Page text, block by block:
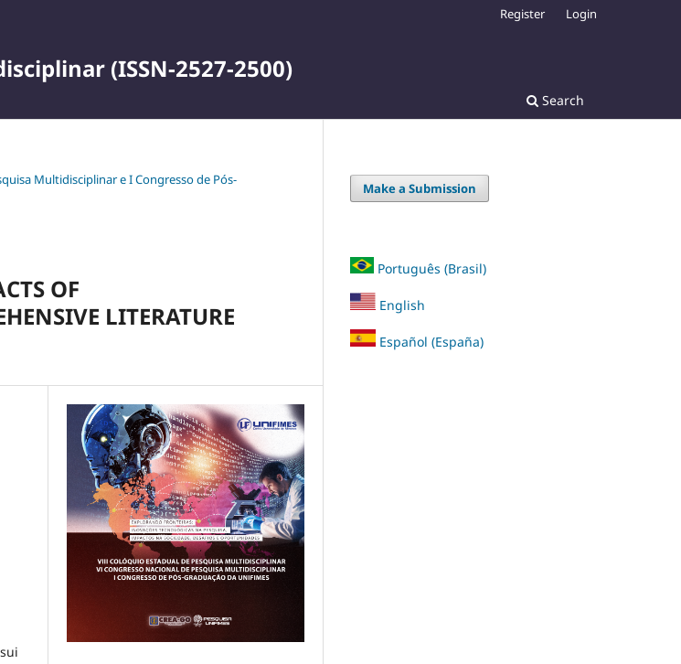
(ISSN-2527-2500)
Search
Register Login
Multidisciplinar e I Congresso de Pós-
OF
LITERATURE
Make a Submission
Português (Brasil)
English
Español (España)